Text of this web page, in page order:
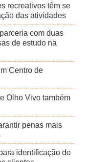
recreativos têm se
das atividades
com duas
de estudo na
Centro de
Olho Vivo também
penas mais
identificação do